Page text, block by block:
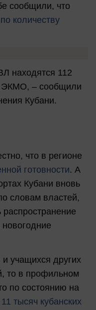
сообщили, что
количеству
находятся 112
ЭКМО, – сообщили
Кубани.
что в регионе
готовности. А
Кубани вновь
словам властей,
учащихся других
то в профильном
по состоянию на
тысяч кубанских